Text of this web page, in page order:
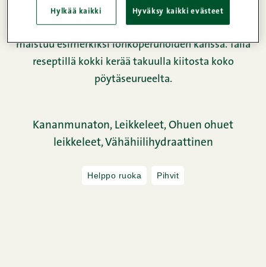
täytteekseen Dijon-sinappia ja pippurista kinkkua.
Kermaisella kastikkeella viimeistelty annos
maistuu esimerkiksi lohkoperunoiden kanssa. Tällä
reseptillä kokki kerää takuulla kiitosta koko
pöytäseurueelta.
Kananmunaton, Leikkeleet, Ohuen ohuet
leikkeleet, Vähähiilihydraattinen
Helppo ruoka Pihvit
Hylkää kaikki Hyväksy kaikki evästeet